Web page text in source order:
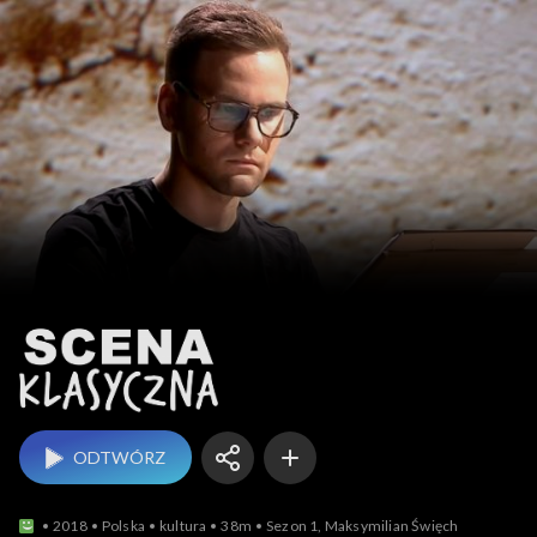
Scena klasyczna
ODTWÓRZ
2018 Polska kultura 38m Sezon 1, Maksymilian Święch